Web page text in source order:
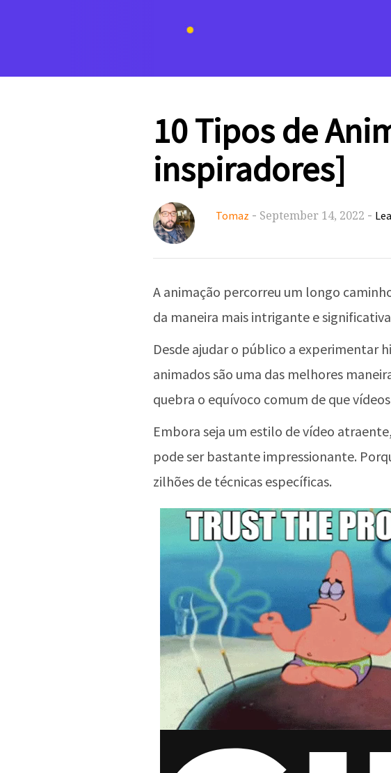
10 Tipos de
inspiradores]
Tomaz - September 14, 2022 -
A animação percorreu um longo
da maneira mais intrigante e
Desde ajudar o público a experimentar
animados são uma das melhores
quebra o equívoco comum de que
Embora seja um estilo de vídeo
pode ser bastante impressionante.
zilhões de técnicas específicas.